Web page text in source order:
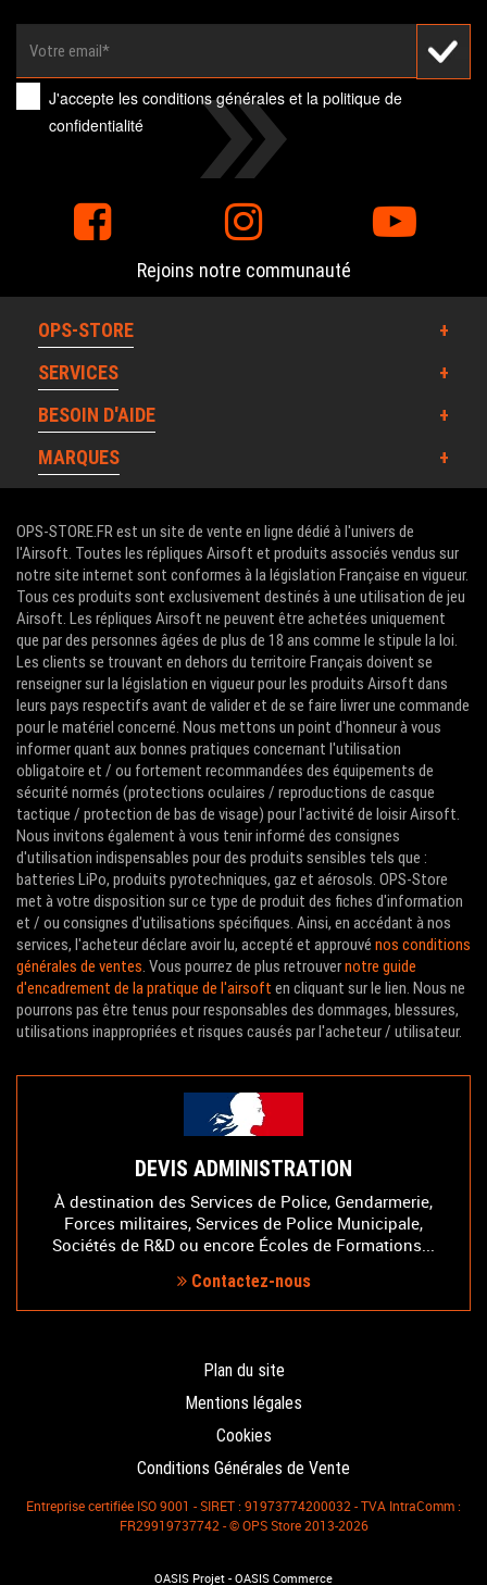
J'accepte lesconditions générales et lapolitique de
confidentialité
Rejoins notre communauté
OPS-STORE
SERVICES
BESOIN D'AIDE
MARQUES
OPS-STORE.FR est un site de vente en ligne dédié à l'univers de
l'Airsoft. Toutes les répliques Airsoft et produits associés vendus sur
notre site internet sont conformes à la législation Française en vigueur.
Tous ces produits sont exclusivement destinés à une utilisation de jeu
Airsoft. Les répliques Airsoft ne peuvent être achetées uniquement
que par des personnes âgées de plus de 18 ans comme le stipule la loi.
Les clients se trouvant en dehors du territoire Français doivent se
renseigner sur la législation en vigueur pour les produits Airsoft dans
leurs pays respectifs avant de valider et de se faire livrer une commande
pour le matériel concerné. Nous mettons un point d'honneur à vous
informer quant aux bonnes pratiques concernant l'utilisation
obligatoire et / ou fortement recommandées des équipements de
sécurité normés (protections oculaires / reproductions de casque
tactique / protection de bas de visage) pour l'activité de loisir Airsoft.
Nous invitons également à vous tenir informé des consignes
d'utilisation indispensables pour des produits sensibles tels que :
batteries LiPo, produits pyrotechniques, gaz et aérosols. OPS-Store
met à votre disposition sur ce type de produit des fiches d'information
et / ou consignes d'utilisations spécifiques. Ainsi, en accédant à nos
services, l'acheteur déclare avoir lu, accepté et approuvé nos conditions
générales de ventes. Vous pourrez de plus retrouvernotre guide
d'encadrement de la pratique de l'airsoft en cliquant sur le lien. Nous ne
pourrons pas être tenus pour responsables des dommages, blessures,
utilisations inappropriées et risques causés par l'acheteur / utilisateur.
DEVIS ADMINISTRATION
À destination des Services de Police, Gendarmerie,
Forces militaires, Services de Police Municipale,
Sociétés de R&D ou encore Écoles de Formations...
Contactez-nous
Plan du site
Mentions légales
Cookies
Conditions Générales de Vente
Entreprise certifiée ISO 9001 - SIRET : 91973774200032 - TVA IntraComm :
FR29919737742 - © OPS Store 2013-2026
OASIS Projet - OASIS Commerce